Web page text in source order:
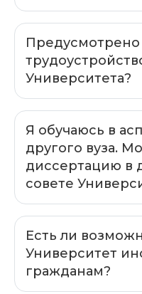
Предусмотрено
Университета?
Я обучаюсь в
другого вуза.
диссертацию в
совете
Есть ли
Университет
гражданам?